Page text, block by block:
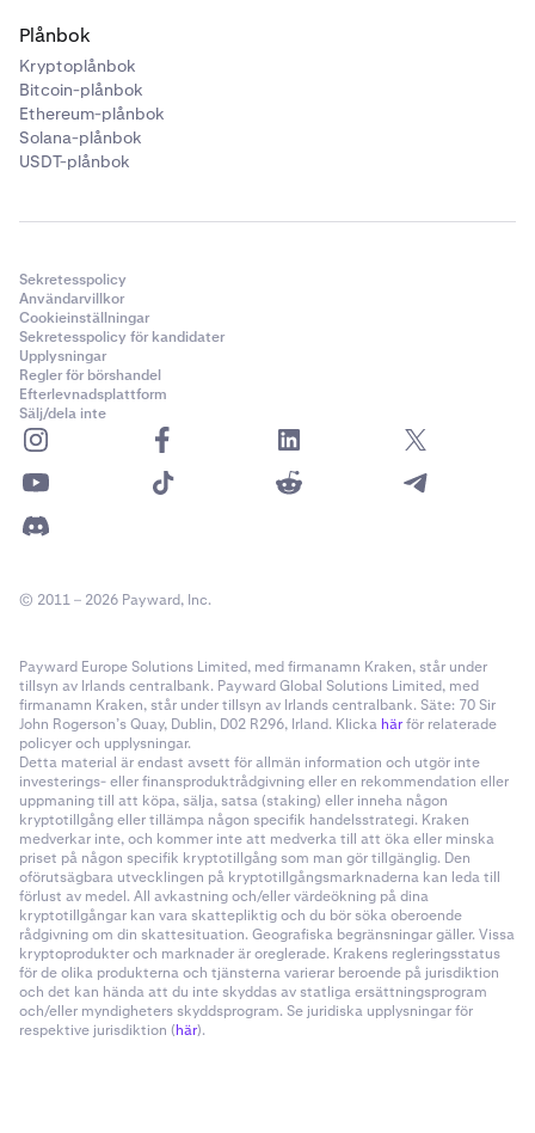
Plånbok
Kryptoplånbok
Bitcoin-plånbok
Ethereum-plånbok
Solana-plånbok
USDT-plånbok
Sekretesspolicy
Användarvillkor
Cookieinställningar
Sekretesspolicy för kandidater
Upplysningar
Regler för börshandel
Efterlevnadsplattform
Sälj/dela inte
© 2011 – 2026 Payward, Inc.
Payward Europe Solutions Limited, med firmanamn Kraken, står under
tillsyn av Irlands centralbank. Payward Global Solutions Limited, med
firmanamn Kraken, står under tillsyn av Irlands centralbank. Säte: 70 Sir
John Rogerson’s Quay, Dublin, D02 R296, Irland. Klicka härför relaterade
policyer och upplysningar.
Detta material är endast avsett för allmän information och utgör inte
investerings- eller finansproduktrådgivning eller en rekommendation eller
uppmaning till att köpa, sälja, satsa (staking) eller inneha någon
kryptotillgång eller tillämpa någon specifik handelsstrategi. Kraken
medverkar inte, och kommer inte att medverka till att öka eller minska
priset på någon specifik kryptotillgång som man gör tillgänglig. Den
oförutsägbara utvecklingen på kryptotillgångsmarknaderna kan leda till
förlust av medel. All avkastning och/eller värdeökning på dina
kryptotillgångar kan vara skattepliktig och du bör söka oberoende
rådgivning om din skattesituation. Geografiska begränsningar gäller. Vissa
kryptoprodukter och marknader är oreglerade. Krakens regleringsstatus
för de olika produkterna och tjänsterna varierar beroende på jurisdiktion
och det kan hända att du inte skyddas av statliga ersättningsprogram
och/eller myndigheters skyddsprogram. Se juridiska upplysningar för
respektive jurisdiktion (här).